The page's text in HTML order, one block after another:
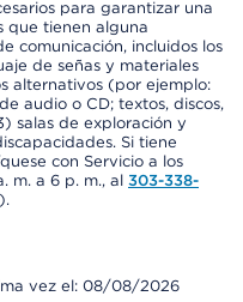
para garantizar una
que tienen alguna
comunicación, incluidos los
de señas y materiales
alternativos (por ejemplo:
audio o CD; textos, discos,
salas de exploración y
Si tiene
con Servicio a los
m. a 6 p. m., al 303-338-
).
vez el: 08/08/2026